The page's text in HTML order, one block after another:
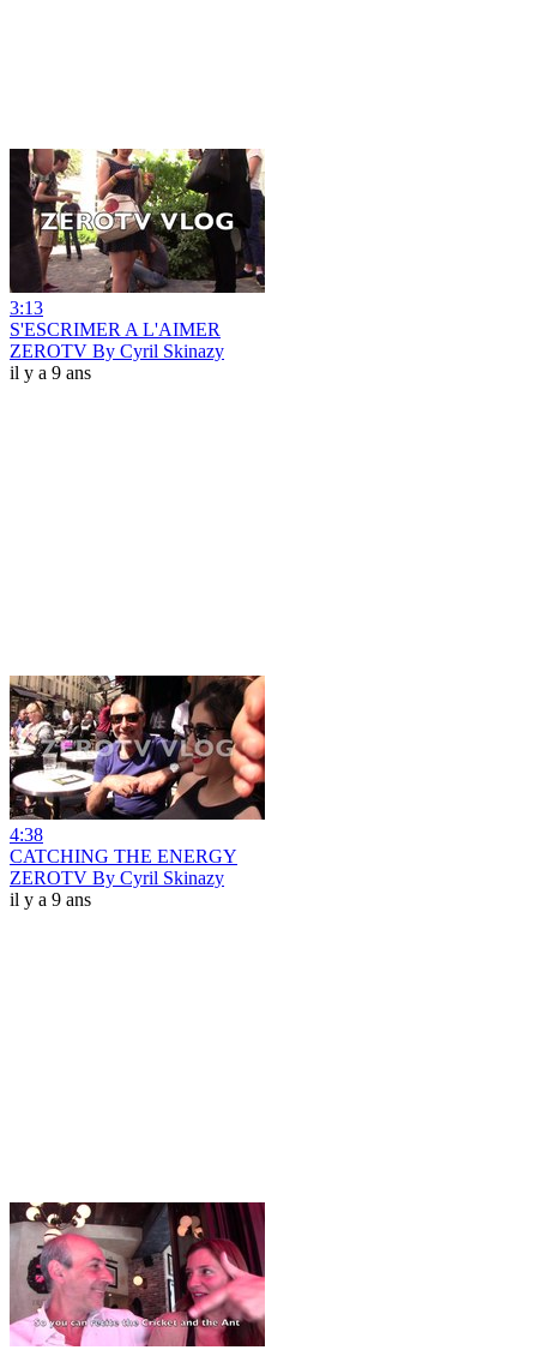
3:13
S'ESCRIMER A L'AIMER
ZEROTV By Cyril Skinazy
il y a 9 ans
4:38
CATCHING THE ENERGY
ZEROTV By Cyril Skinazy
il y a 9 ans